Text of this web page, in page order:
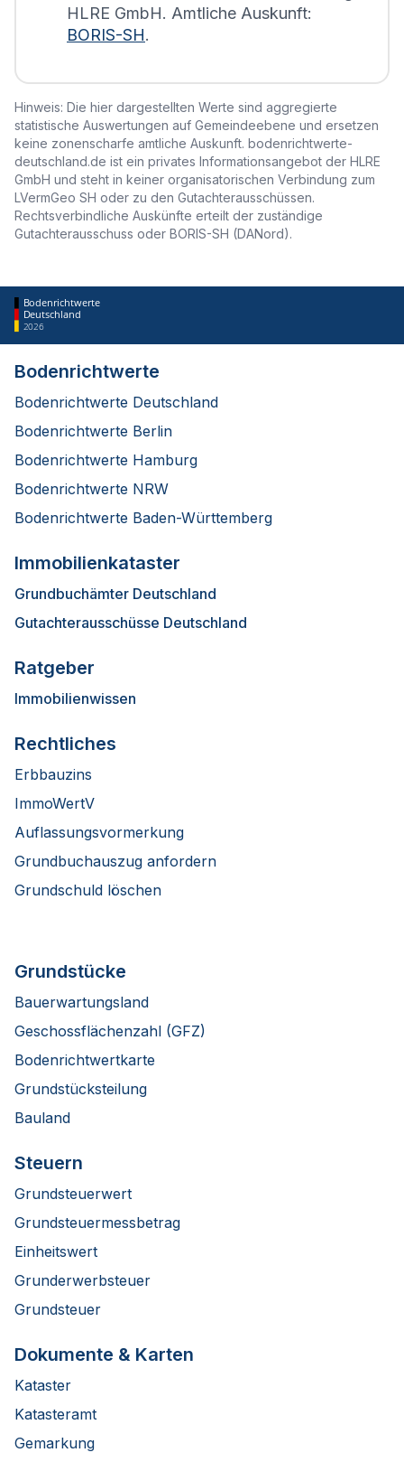
HLRE GmbH. Amtliche Auskunft:
BORIS-SH.
Hinweis: Die hier dargestellten Werte sind aggregierte
statistische Auswertungen auf Gemeindeebene und ersetzen
keine zonenscharfe amtliche Auskunft. bodenrichtwerte-
deutschland.de ist ein privates Informationsangebot der HLRE
GmbH und steht in keiner organisatorischen Verbindung zum
LVermGeo SH oder zu den Gutachterausschüssen.
Rechtsverbindliche Auskünfte erteilt der zuständige
Gutachterausschuss oder BORIS-SH (DANord).
Bodenrichtwerte
Deutschland
2026
Bodenrichtwerte
Bodenrichtwerte Deutschland
Bodenrichtwerte Berlin
Bodenrichtwerte Hamburg
Bodenrichtwerte NRW
Bodenrichtwerte Baden-Württemberg
Immobilienkataster
Grundbuchämter Deutschland
Gutachterausschüsse Deutschland
Ratgeber
Immobilienwissen
Rechtliches
Erbbauzins
ImmoWertV
Auflassungsvormerkung
Grundbuchauszug anfordern
Grundschuld löschen
Grundstücke
Bauerwartungsland
Geschossflächenzahl (GFZ)
Bodenrichtwertkarte
Grundstücksteilung
Bauland
Steuern
Grundsteuerwert
Grundsteuermessbetrag
Einheitswert
Grunderwerbsteuer
Grundsteuer
Dokumente & Karten
Kataster
Katasteramt
Gemarkung